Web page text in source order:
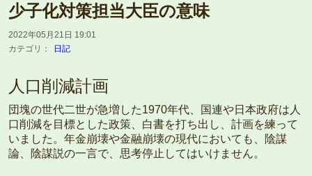
少子化対策担当大臣の意味
2022年05月21日 19:01
カテゴリ：
日記
人口削減計画
団塊の世代二世が急増した1970年代、国連や日本政府は人
口削減を目標とした政策、白書を打ち出し、計画を練って
いました。年金崩壊や金融崩壊の現代においても、陰謀
論、陰謀説の一言で、思考停止してはいけません。